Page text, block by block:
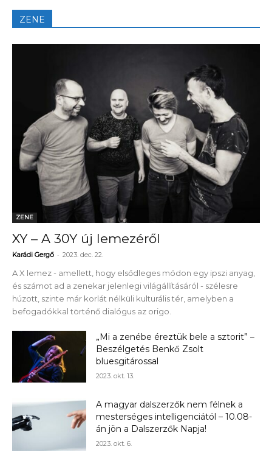
ZENE
ZENE
XY – A 30Y új lemezéről
Karádi Gergő - 2023. dec. 22.
A X lemez - amellett, hogy elsődleges módon egy ipszi anyag,
és számot ad a zenekar jelenlegi világállításáról - szélesre
húzott, szinte már korlát nélküli kulturális tér, amelyben a
befogadókkal történő dialógus az origo.
„Mi a zenébe éreztük bele a sztorit” –
Beszélgetés Benkő Zsolt
bluesgitárossal
2023. okt. 13.
A magyar dalszerzők nem félnek a
mesterséges intelligenciától – 10.08-
án jön a Dalszerzők Napja!
2023. okt. 6.